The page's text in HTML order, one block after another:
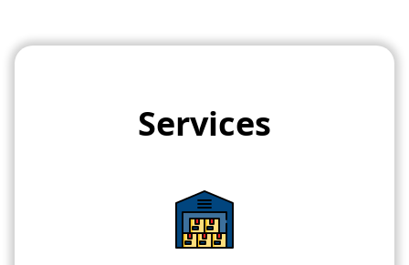
Services